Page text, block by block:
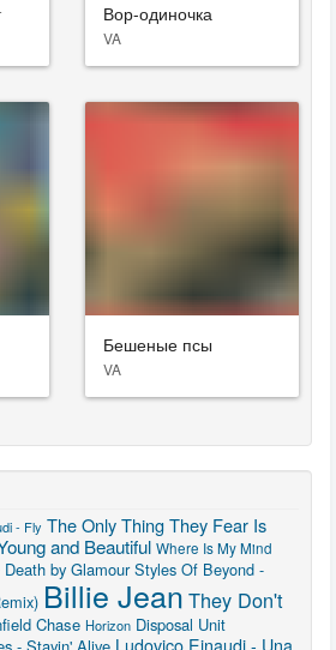
Вор-одиночка
VA
Бешеные псы
VA
- Fly The Only Thing They Fear Is
and Beautiful Where Is My Mind
Death by Glamour Styles Of Beyond -
Billie Jean They Don't
Chase Horizon Disposal Unit
Ludovico Einaudi - Una